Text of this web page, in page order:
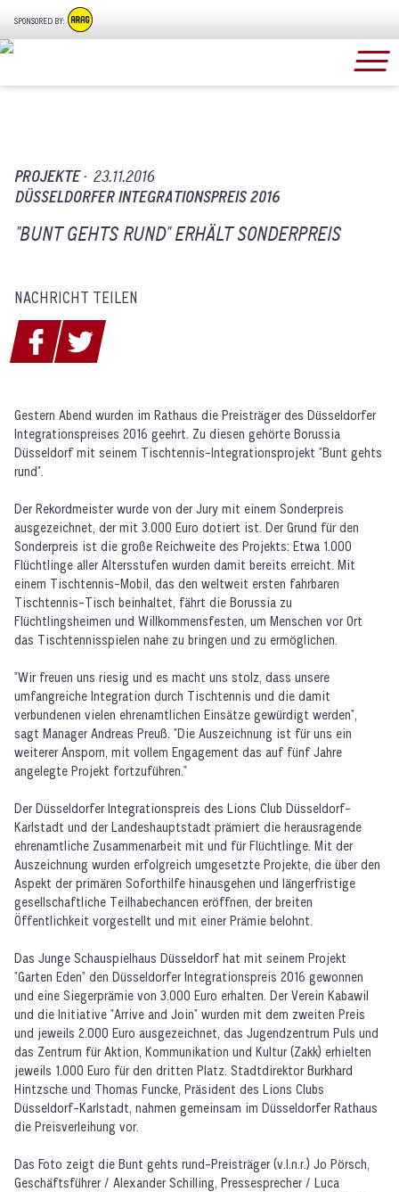
SPONSORED BY:
PROJEKTE · 23.11.2016
DÜSSELDORFER INTEGRATIONSPREIS 2016
"BUNT GEHTS RUND" ERHÄLT SONDERPREIS
NACHRICHT TEILEN
Gestern Abend wurden im Rathaus die Preisträger des Düsseldorfer
Integrationspreises 2016 geehrt. Zu diesen gehörte Borussia
Düsseldorf mit seinem Tischtennis-Integrationsprojekt "Bunt gehts
rund".
Der Rekordmeister wurde von der Jury mit einem Sonderpreis
ausgezeichnet, der mit 3.000 Euro dotiert ist. Der Grund für den
Sonderpreis ist die große Reichweite des Projekts: Etwa 1.000
Flüchtlinge aller Altersstufen wurden damit bereits erreicht. Mit
einem Tischtennis-Mobil, das den weltweit ersten fahrbaren
Tischtennis-Tisch beinhaltet, fährt die Borussia zu
Flüchtlingsheimen und Willkommensfesten, um Menschen vor Ort
das Tischtennisspielen nahe zu bringen und zu ermöglichen.
"Wir freuen uns riesig und es macht uns stolz, dass unsere
umfangreiche Integration durch Tischtennis und die damit
verbundenen vielen ehrenamtlichen Einsätze gewürdigt werden",
sagt Manager Andreas Preuß. "Die Auszeichnung ist für uns ein
weiterer Ansporn, mit vollem Engagement das auf fünf Jahre
angelegte Projekt fortzuführen."
Der Düsseldorfer Integrationspreis des Lions Club Düsseldorf-
Karlstadt und der Landeshauptstadt prämiert die herausragende
ehrenamtliche Zusammenarbeit mit und für Flüchtlinge. Mit der
Auszeichnung wurden erfolgreich umgesetzte Projekte, die über den
Aspekt der primären Soforthilfe hinausgehen und längerfristige
gesellschaftliche Teilhabechancen eröffnen, der breiten
Öffentlichkeit vorgestellt und mit einer Prämie belohnt.
Das Junge Schauspielhaus Düsseldorf hat mit seinem Projekt
"Garten Eden" den Düsseldorfer Integrationspreis 2016 gewonnen
und eine Siegerprämie von 3.000 Euro erhalten. Der Verein Kabawil
und die Initiative "Arrive and Join" wurden mit dem zweiten Preis
und jeweils 2.000 Euro ausgezeichnet, das Jugendzentrum Puls und
das Zentrum für Aktion, Kommunikation und Kultur (Zakk) erhielten
jeweils 1.000 Euro für den dritten Platz. Stadtdirektor Burkhard
Hintzsche und Thomas Funcke, Präsident des Lions Clubs
Düsseldorf-Karlstadt, nahmen gemeinsam im Düsseldorfer Rathaus
die Preisverleihung vor.
Das Foto zeigt die Bunt gehts rund-Preisträger (v.l.n.r.) Jo Pörsch,
Geschäftsführer / Alexander Schilling, Pressesprecher / Luca